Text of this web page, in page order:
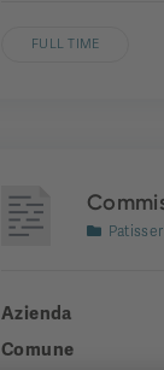
FULL TIME
Azienda
Comune